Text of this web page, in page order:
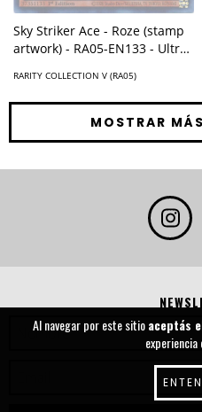
Al navegar por este sitioaceptás
experiencia
Sky Striker Ace - Roze (stamp
artwork) - RA05-EN133 - Ultra
RARITY COLLECTION V (RA05)
MOSTRAR